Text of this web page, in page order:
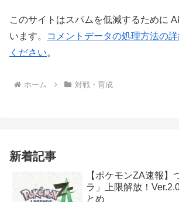
このサイトはスパムを低減するために
います。
コメントデータの処理方法の
ください。
ホーム 対戦・育成
新着記事
【ポケモンZA速報】
ラ」上限解放！
とめ